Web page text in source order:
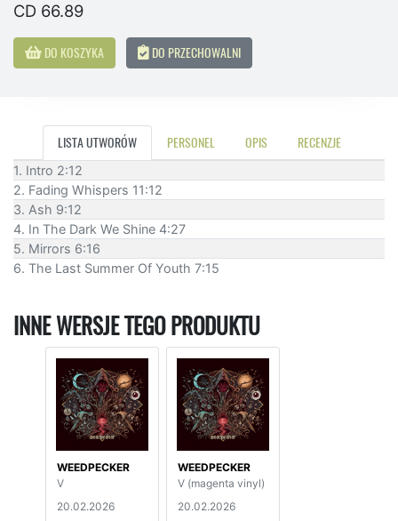
CD 66.89
DO KOSZYKA DO PRZECHOWALNI
LISTA UTWORÓW PERSONEL OPIS RECENZJE
1. Intro 2:12
2. Fading Whispers 11:12
3. Ash 9:12
4. In The Dark We Shine 4:27
5. Mirrors 6:16
6. The Last Summer Of Youth 7:15
INNE WERSJE TEGO PRODUKTU
WEEDPECKER
V
20.02.2026
WEEDPECKER
V (magenta vinyl)
20.02.2026